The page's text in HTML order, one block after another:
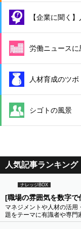
【企業に聞く
労働ニュースに
人材育成のツボ
シゴトの風景
人気記事ランキング
ナレッジBOX
[職場の雰囲気を数字
マネジメントや人材の活用
題をテーマに有識者や専門